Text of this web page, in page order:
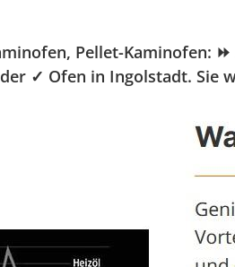
Pellet-
✓ Ofen in Ingolstadt. Sie